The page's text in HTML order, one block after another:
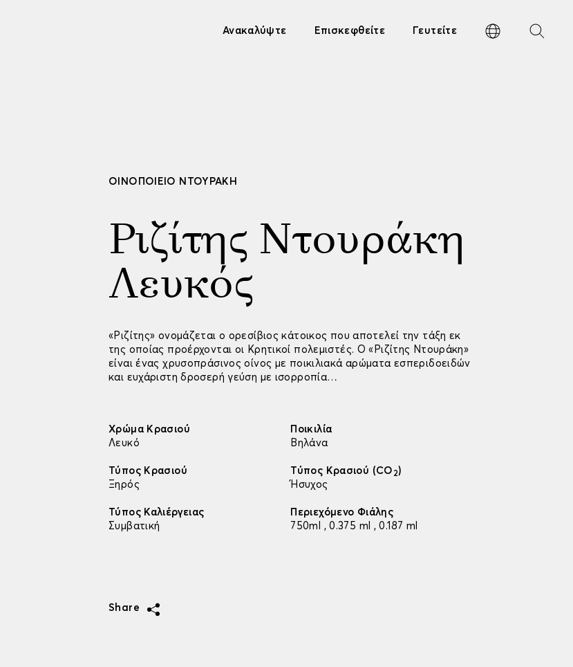
Ανακαλύψτε Επισκεφθείτε Γευτείτε
ΟΙΝΟΠΟΙΕΊΟ ΝΤΟΥΡΆΚΗ
Ριζίτης Ντουράκη
Λευκός
«Ριζίτης» ονομάζεται ο ορεσίβιος κάτοικος που αποτελεί την τάξη εκ
της οποίας προέρχονται οι Κρητικοί πολεμιστές. Ο «Ριζίτης Ντουράκη»
είναι ένας χρυσοπράσινος οίνος με ποικιλιακά αρώματα εσπεριδοειδών
και ευχάριστη δροσερή γεύση με ισορροπία…
Χρώμα Κρασιού
Λευκό
Ποικιλία
Βηλάνα
Τύπος Κρασιού
Ξηρός
Τύπος Κρασιού (CO 2)
Ήσυχος
Τύπος Καλιέργειας
Συμβατική
Περιεχόμενο Φιάλης
750ml , 0.375 ml , 0.187 ml
Share